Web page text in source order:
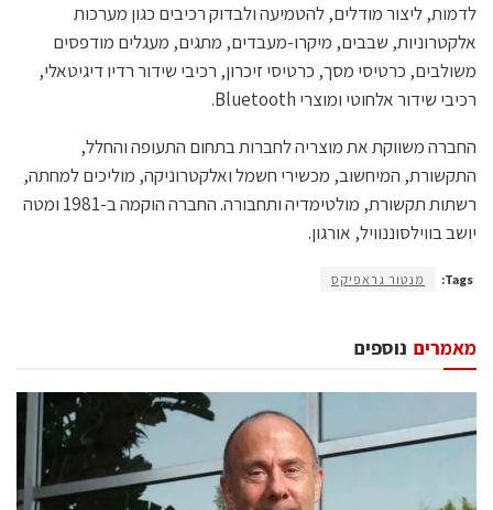
לדמות, ליצור מודלים, להטמיעה ולבדוק רכיבים כגון מערכות
אלקטרוניות, שבבים, מיקרו-מעבדים, מתגים, מעגלים מודפסים
משולבים, כרטיסי מסך, כרטיסי זיכרון, רכיבי שידור רדיו דיגיטאלי,
רכיבי שידור אלחוטי ומוצרי Bluetooth.
החברה משווקת את מוצריה לחברות בתחום התעופה והחלל,
התקשורת, המיחשוב, מכשירי חשמל ואלקטרוניקה, מוליכים למחתה,
רשתות תקשורת, מולטימדיה ותחבורה. החברה הוקמה ב-1981 ומטה
יושב בווילסוננוויל, אורגון.
Tags: מנטור גראפיקס
נוספים מאמרים